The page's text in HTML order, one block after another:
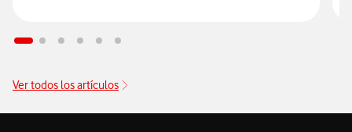
Ver todos los artículos